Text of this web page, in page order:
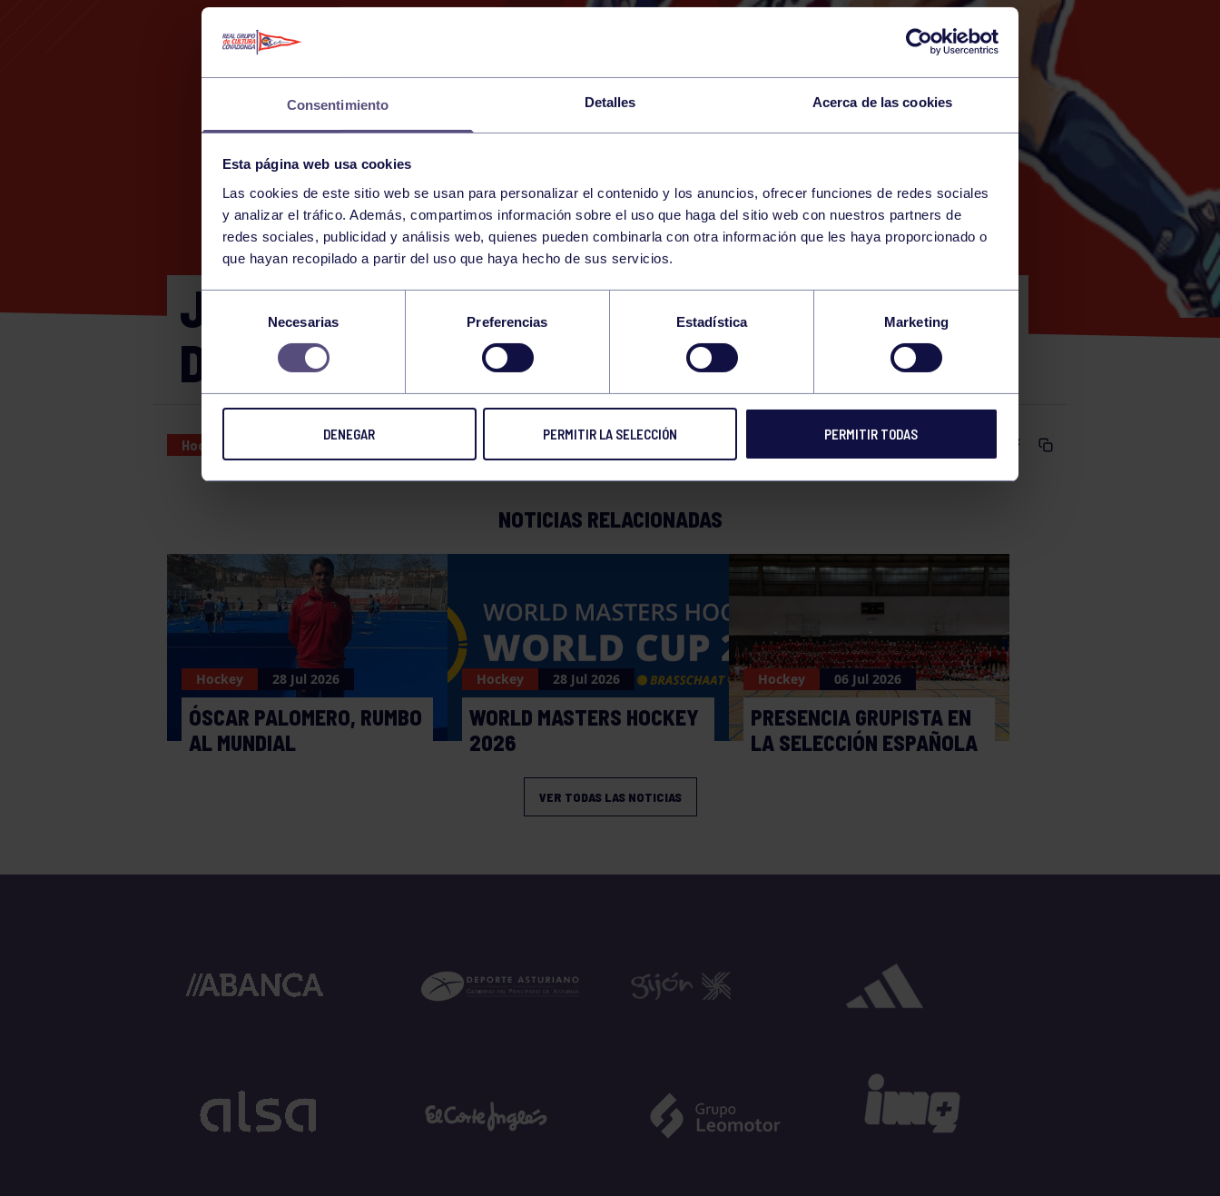
Consentimiento Detalles Acerca de las cookies
Esta página web usa cookies
Las cookies de este sitio web se usan para personalizar el contenido y los anuncios, ofrecer funciones de redes sociales
y analizar el tráfico. Además, compartimos información sobre el uso que haga del sitio web con nuestros partners de
redes sociales, publicidad y análisis web, quienes pueden combinarla con otra información que les haya proporcionado o
que hayan recopilado a partir del uso que haya hecho de sus servicios.
de
consentimiento
Necesarias Preferencias Estadística Marketing
DENEGAR PERMITIR LA SELECCIÓN PERMITIR TODAS
17 SUNDAY
DECEMBER
11:15 h GIJÓN (UNIVERSIDAD LABORAL )
JJEEPPA INFANTIL SALA: IES CALDERÓN
DE LA BARCA – RGCC A M
Hockey 17 DEC 2023 Comparte
NOTICIAS RELACIONADAS
Hockey 28 Jul 2026
ÓSCAR PALOMERO, RUMBO
AL MUNDIAL
Hockey 28 Jul 2026
WORLD MASTERS HOCKEY
2026
Hockey 06 Jul 2026
PRESENCIA GRUPISTA EN
LA SELECCIÓN ESPAÑOLA
VER TODAS LAS NOTICIAS